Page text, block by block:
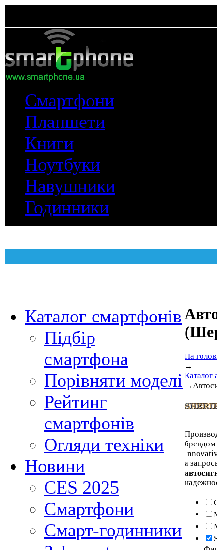
Смартфони
Планшети
Книги
Ноутбуки
Навушники
Годинники
Каталог смартфонів
Підбір
смартфона
Порівняти моделі
Рейтинг
смартфонів
Огляди техніки
Новини
CES 2025
Смартфони
Смарт-годинники
На
→
Каталог
→
брендом
а